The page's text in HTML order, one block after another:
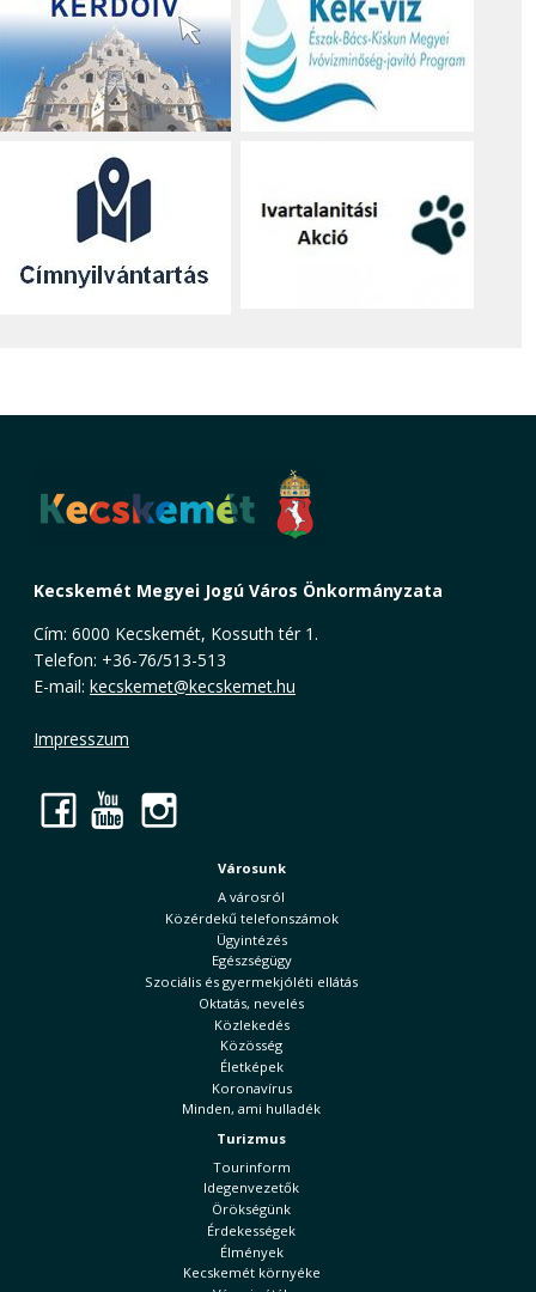
Kecskemét Megyei Jogú Város Önkormányzata
Cím: 6000 Kecskemét, Kossuth tér 1.
Telefon: +36-76/513-513
E-mail: kecskemet@kecskemet.hu
Impresszum
Facebook
YouTube
Városunk
A városról
Közérdekű telefonszámok
Ügyintézés
Egészségügy
Szociális és gyermekjóléti ellátás
Oktatás, nevelés
Közlekedés
Közösség
Életképek
Koronavírus
Minden, ami hulladék
Turizmus
Tourinform
Idegenvezetők
Örökségünk
Érdekességek
Élmények
Kecskemét környéke